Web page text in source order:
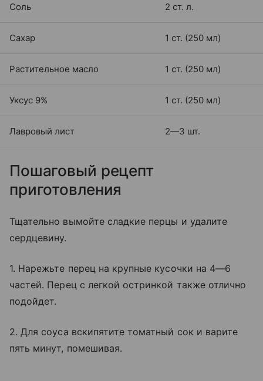
Соль 2 ст. л.
Сахар 1 ст. (250 мл)
Растительное масло 1 ст. (250 мл)
Уксус 9% 1 ст. (250 мл)
Лавровый лист 2—3 шт.
Пошаговый рецепт
приготовления
Тщательно вымойте сладкие перцы и удалите
сердцевину.
1. Нарежьте перец на крупные кусочки на 4—6
частей. Перец с легкой остринкой также отлично
подойдет.
2. Для соуса вскипятите томатный сок и варите
пять минут, помешивая.